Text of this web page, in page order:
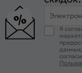
Я